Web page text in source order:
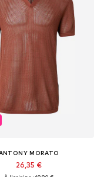
MORATO
26,35 €